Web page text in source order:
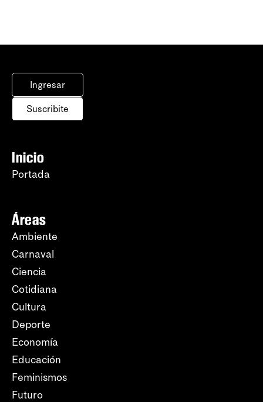
Ingresar
Suscribite
Inicio
Portada
Áreas
Ambiente
Carnaval
Ciencia
Cotidiana
Cultura
Deporte
Economía
Educación
Feminismos
Futuro